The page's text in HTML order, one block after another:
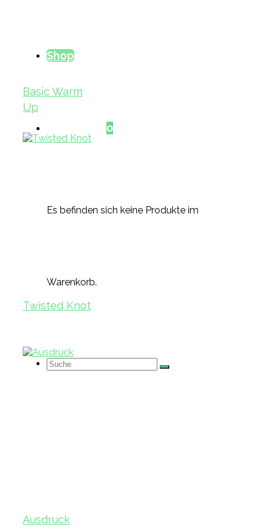
Shop
0
Es befinden sich keine Produkte im
Warenkorb.
Suche
Basic Warm
Up
Twisted Knot
Ausdruck